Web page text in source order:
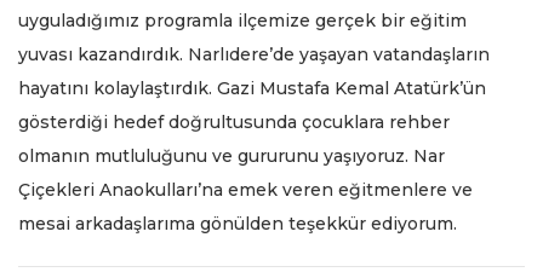
uyguladığımız programla ilçemize gerçek bir eğitim
yuvası kazandırdık. Narlıdere’de yaşayan vatandaşların
hayatını kolaylaştırdık. Gazi Mustafa Kemal Atatürk’ün
gösterdiği hedef doğrultusunda çocuklara rehber
olmanın mutluluğunu ve gururunu yaşıyoruz. Nar
Çiçekleri Anaokulları’na emek veren eğitmenlere ve
mesai arkadaşlarıma gönülden teşekkür ediyorum.